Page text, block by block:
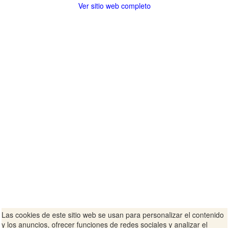
Ver sitio web completo
Las cookies de este sitio web se usan para personalizar el contenido
y los anuncios, ofrecer funciones de redes sociales y analizar el